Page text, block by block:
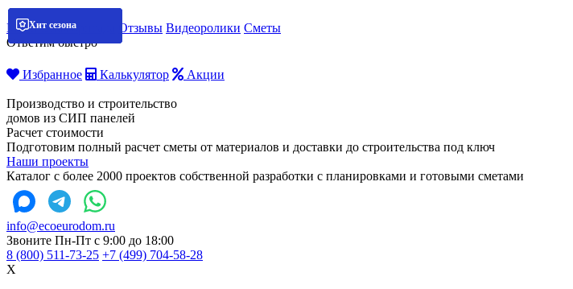
Мобильная бригада Отзывы Видеоролики Сметы
Ответим быстро
Избранное Калькулятор Акции
Производство и строительство
домов из СИП панелей
Расчет стоимости
Подготовим полный расчет сметы от материалов и доставки до строительства под ключ
Наши проекты
Каталог с более 2000 проектов собственной разработки с планировками и готовыми сметами
info@ecoeurodom.ru
Звоните Пн-Пт с 9:00 до 18:00
8 (800) 511-73-25 +7 (499) 704-58-28
X
Хит сезона
Хит сезона
Хит сезона
Хит сезона